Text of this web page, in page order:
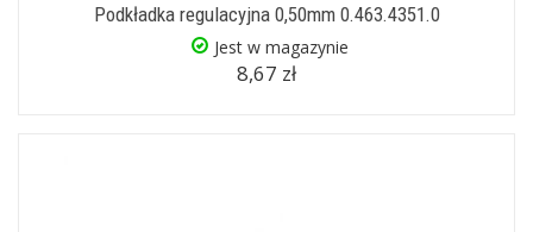
Podkładka regulacyjna 0,50mm 0.463.4351.0
Jest w magazynie
8,67 zł